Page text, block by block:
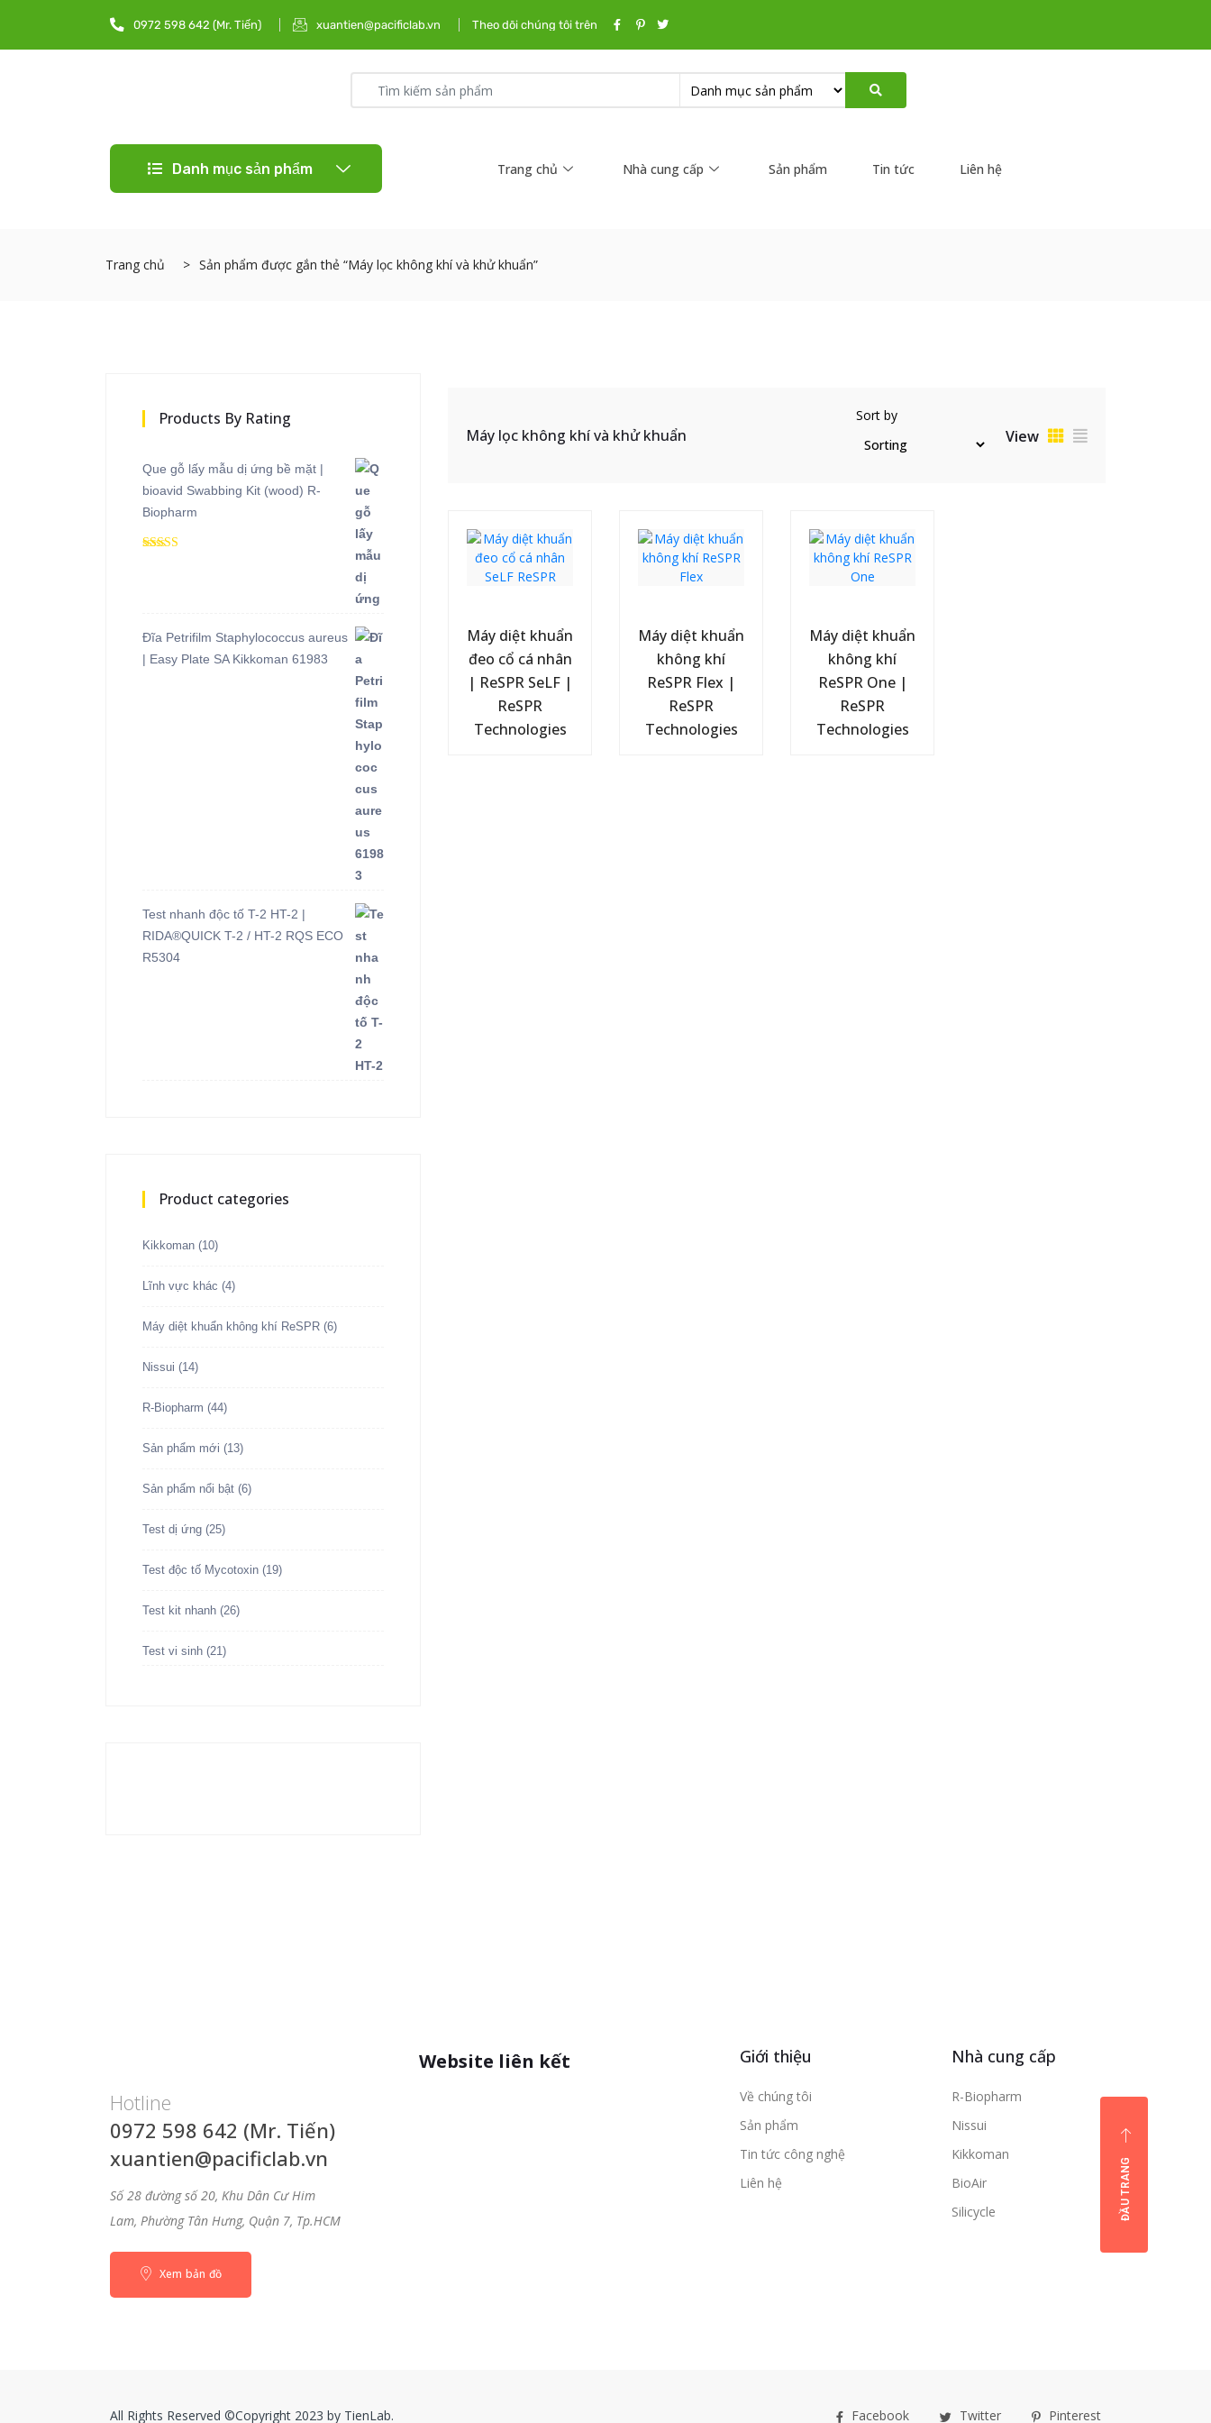
0972 598 642 (Mr. Tiến) xuantien@pacificlab.vn Theo dõi chúng tôi trên
Danh mục sản phẩm Trang chủ Nhà cung cấp Sản phẩm Tin tức Liên hệ
Trang chủ Sản phẩm được gắn thẻ “Máy lọc không khí và khử khuẩn”
Products By Rating
Que gỗ lấy mẫu dị ứng bề mặt |
bioavid Swabbing Kit (wood) R-
Biopharm
Đĩa Petrifilm Staphylococcus aureus
| Easy Plate SA Kikkoman 61983
Test nhanh độc tố T-2 HT-2 |
RIDA®QUICK T-2 / HT-2 RQS ECO
R5304
Product categories
Kikkoman (10)
Lĩnh vực khác (4)
Máy diệt khuẩn không khí ReSPR (6)
Nissui (14)
R-Biopharm (44)
Sản phẩm mới (13)
Sản phẩm nổi bật (6)
Test dị ứng (25)
Test độc tố Mycotoxin (19)
Test kit nhanh (26)
Test vi sinh (21)
Máy lọc không khí và khử khuẩn
Sort by
View
Máy diệt khuẩn
đeo cổ cá nhân
| ReSPR SeLF |
ReSPR
Technologies
Máy diệt khuẩn
không khí
ReSPR Flex |
ReSPR
Technologies
Máy diệt khuẩn
không khí
ReSPR One |
ReSPR
Technologies
Hotline
0972 598 642 (Mr. Tiến)
xuantien@pacificlab.vn
Số 28 đường số 20, Khu Dân Cư Him
Lam, Phường Tân Hưng, Quận 7, Tp.HCM
Xem bản đồ
Website liên kết Giới thiệu
Về chúng tôi
Sản phẩm
Tin tức công nghệ
Liên hệ
Nhà cung cấp
R-Biopharm
Nissui
Kikkoman
BioAir
Silicycle
ĐẦU TRANG
All Rights Reserved ©Copyright 2023 by TienLab. Facebook Twitter Pinterest